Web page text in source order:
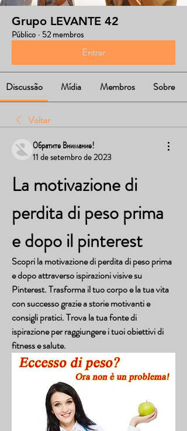
Grupo LEVANTE 42
Público · 52 membros
Entrar
Discussão Mídia Membros Sobre
Voltar
Обратите Внимание!
11 de setembro de 2023
La motivazione di
perdita di peso prima
e dopo il pinterest
Scopri la motivazione di perdita di peso prima
e dopo attraverso ispirazioni visive su
Pinterest. Trasforma il tuo corpo e la tua vita
con successo grazie a storie motivanti e
consigli pratici. Trova la tua fonte di
ispirazione per raggiungere i tuoi obiettivi di
fitness e salute.